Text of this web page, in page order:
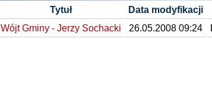
Tytuł Data modyfikacji
Wójt Gminy - Jerzy Sochacki 26.05.2008 09:24